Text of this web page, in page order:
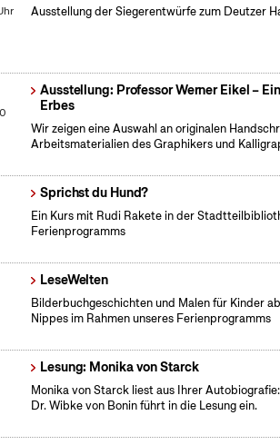
Ausstellung der Siegerentwürfe zum Deutzer
Ausstellung: Professor Werner Eikel –
Erbes
Wir zeigen eine Auswahl an originalen
Arbeitsmaterialien des Graphikers und
Sprichst du Hund?
Ein Kurs mit Rudi Rakete in der
Ferienprogramms
LeseWelten
Bilderbuchgeschichten und Malen für Kinder
Nippes im Rahmen unseres Ferienprogramms
Lesung: Monika von Starck
Monika von Starck liest aus Ihrer
Dr. Wibke von Bonin führt in die Lesung ein.